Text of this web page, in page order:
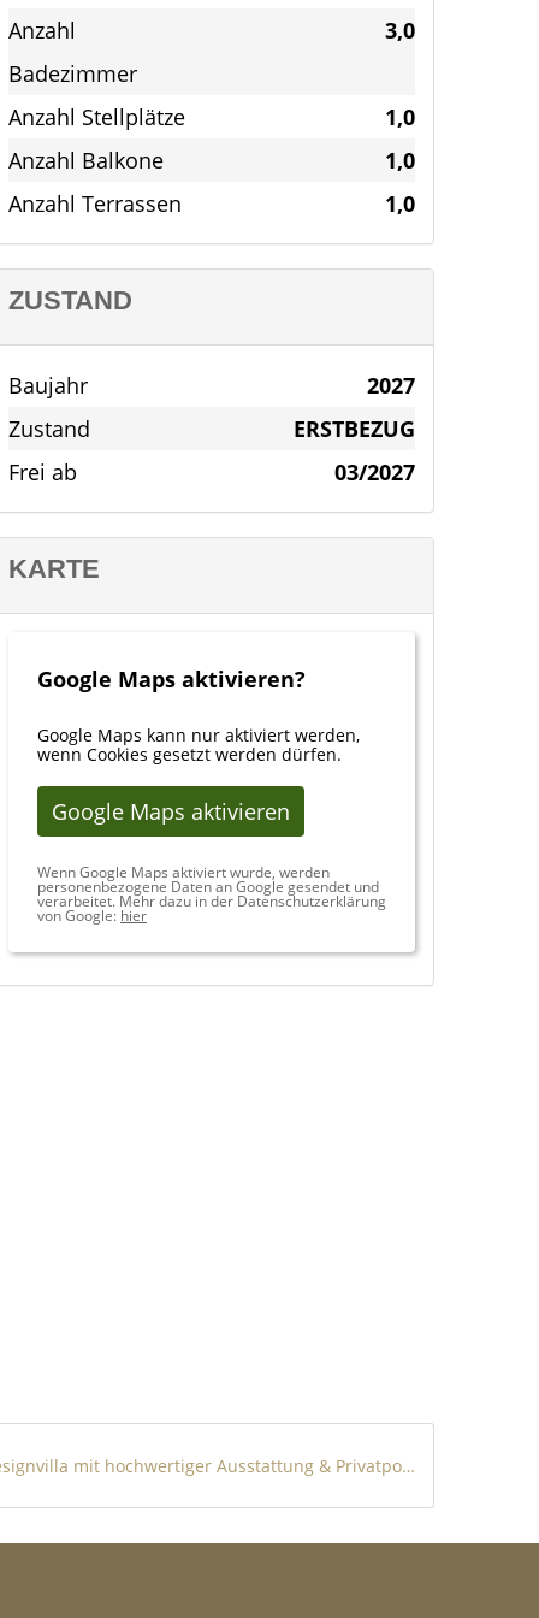
Anzahl
Badezimmer
3,0
Anzahl Stellplätze
1,0
Anzahl Balkone
1,0
Anzahl Terrassen
1,0
ZUSTAND
Baujahr
2027
Zustand
ERSTBEZUG
Frei ab
03/2027
KARTE
Google Maps aktivieren?
Google Maps kann nur aktiviert werden,
wenn Cookies gesetzt werden dürfen.
Google Maps aktivieren
Wenn Google Maps aktiviert wurde, werden
personenbezogene Daten an Google gesendet und
verarbeitet. Mehr dazu in der Datenschutzerklärung
von Google: hier
Designvilla mit hochwertiger Ausstattung & Privatpool in Entrenaranjos / Orihuela !